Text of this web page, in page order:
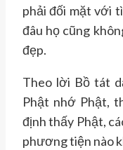
phải đối mặt với
đâu họ cũng
đẹp.
Theo lời Bồ tát
Phật nhớ Phật,
định thấy Phật,
phương tiện nào